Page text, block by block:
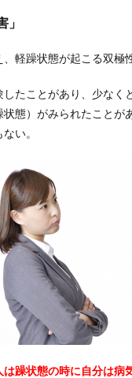
」
軽躁状態が起こる双極
したことがあり、少なく
態）がみられたことが
い。
は躁状態の時に自分は病